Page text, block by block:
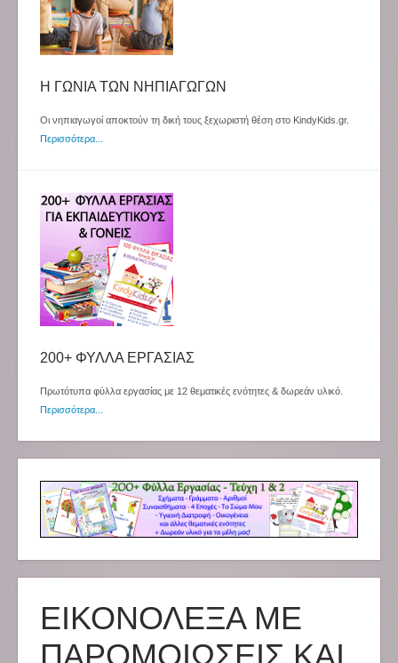
Η ΓΩΝΙΑ ΤΩΝ ΝΗΠΙΑΓΩΓΩΝ
Οι νηπιαγωγοί αποκτούν τη δική τους ξεχωριστή θέση στο KindyKids.gr.
Περισσότερα...
200+ ΦΥΛΛΑ ΕΡΓΑΣΙΑΣ
Πρωτότυπα φύλλα εργασίας με 12 θεματικές ενότητες & δωρεάν υλικό.
Περισσότερα...
ΕΙΚΟΝΟΛΕΞΑ ΜΕ
ΠΑΡΟΜΟΙΩΣΕΙΣ ΚΑΙ